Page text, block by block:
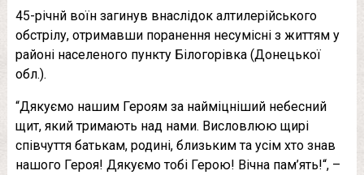
45-річнй воїн загинув внаслідок алтилерійського
обстрілу, отримавши поранення несумісні з життям у
районі населеного пункту Білогорівка (Донецької
обл.).
“Дякуємо нашим Героям за найміцніший небесний
щит, який тримають над нами. Висловлюю щирі
співчуття батькам, родині, близьким та усім хто знав
нашого Героя! Дякуємо тобі Герою! Вічна пам’ять!“, –